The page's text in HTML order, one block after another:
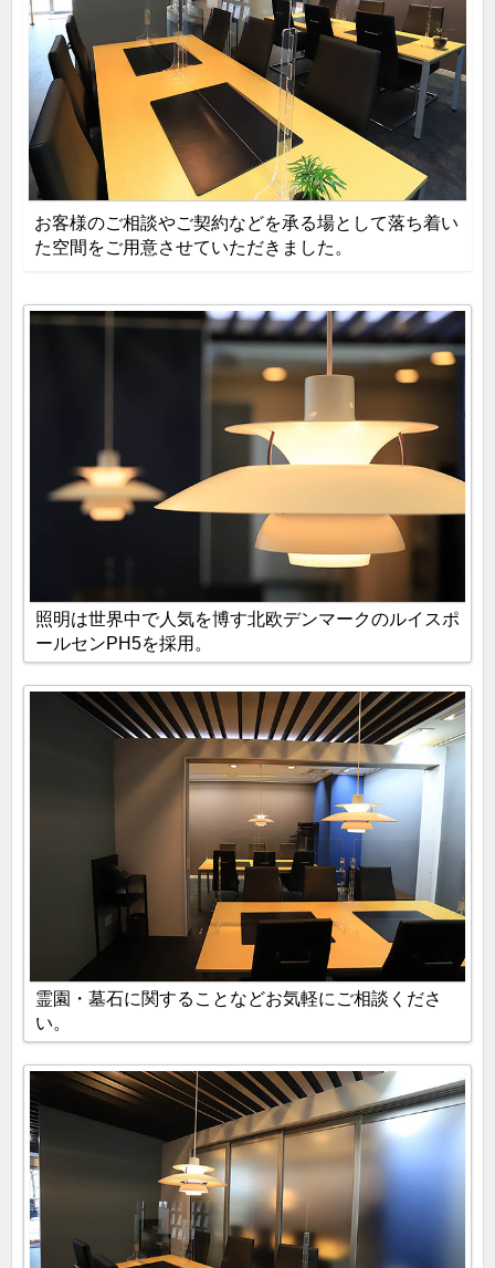
東京・多摩 / 埼玉 / 神奈川 / 茨城・千葉の４エリアご
とにコーナー分けしています。
アクセスや価格など他県と見比べて選ぶことができま
埼玉・神奈川エリア
お客様のご相談やご契約などを承る場として落ち着い
た空間をご用意させていただきました。
照明は世界中で人気を博す北欧デンマークのルイスポ
ールセンPH5を採用。
霊園・墓石に関することなどお気軽にご相談くださ
い。